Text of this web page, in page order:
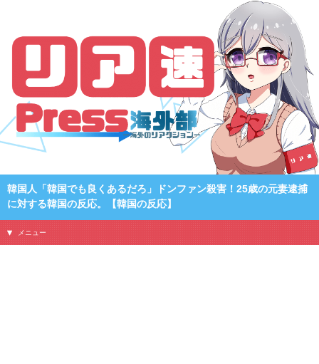
韓国人「韓国でも良くあるだろ」ドンファン殺害！25歳の元妻逮捕
に対する韓国の反応。【韓国の反応】
メニュー